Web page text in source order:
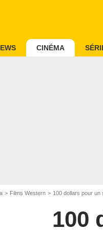
CINÉMA
Films Western 100 dollars pour un
100